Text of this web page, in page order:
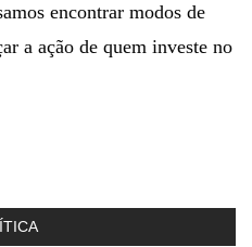
encontrar modos de
a ação de quem investe no